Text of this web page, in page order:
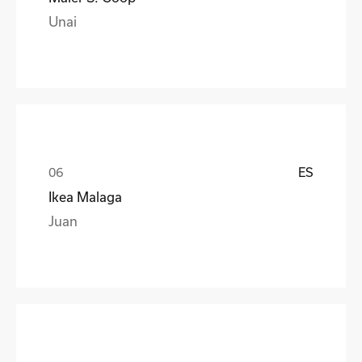
Unai
ES
Ikea Malaga
Juan